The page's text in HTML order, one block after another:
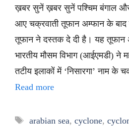
ख़बर सुनें ख़बर सुनें पश्चिम बंगाल
आए चक्रवाती तूफान अम्फान के
तूफान ने दस्तक दे दी है। यह तूफान
भारतीय मौसम विभाग (आईएमडी) ने
तटीय इलाकों में ‘निसारगा’ नाम के
Read more
Tags
arabian sea, cyclone,